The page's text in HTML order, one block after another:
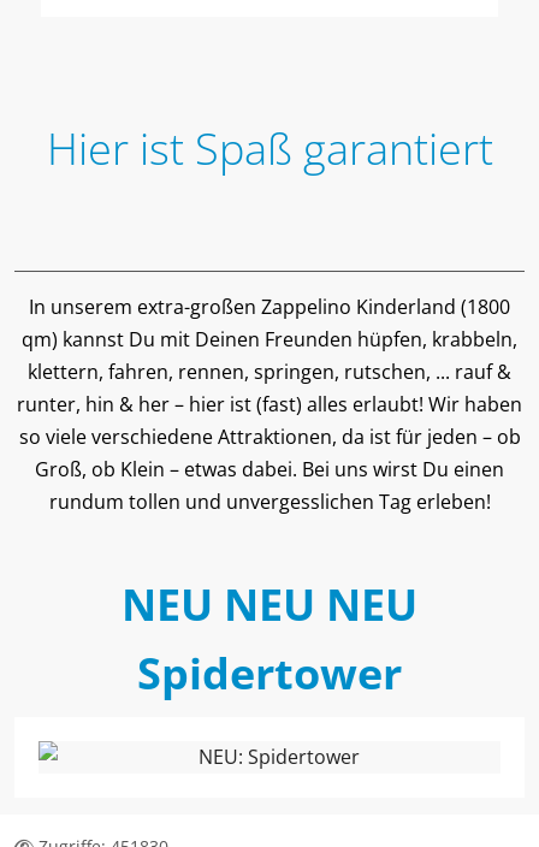
Hier ist Spaß garantiert
In unserem extra-großen Zappelino Kinderland (1800
qm) kannst Du mit Deinen Freunden hüpfen, krabbeln,
klettern, fahren, rennen, springen, rutschen, ... rauf &
runter, hin & her – hier ist (fast) alles erlaubt! Wir haben
so viele verschiedene Attraktionen, da ist für jeden – ob
Groß, ob Klein – etwas dabei. Bei uns wirst Du einen
rundum tollen und unvergesslichen Tag erleben!
NEU NEU NEU
Spidertower